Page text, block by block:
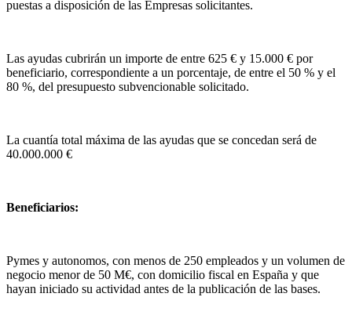
puestas a disposición de las Empresas solicitantes.
Las ayudas cubrirán un importe de entre 625 € y 15.000 € por
beneficiario, correspondiente a un porcentaje, de entre el 50 % y el
80 %, del presupuesto subvencionable solicitado.
La cuantía total máxima de las ayudas que se concedan será de
40.000.000 €
Beneficiarios:
Pymes y autonomos, con menos de 250 empleados y un volumen de
negocio menor de 50 M€, con domicilio fiscal en España y que
hayan iniciado su actividad antes de la publicación de las bases.